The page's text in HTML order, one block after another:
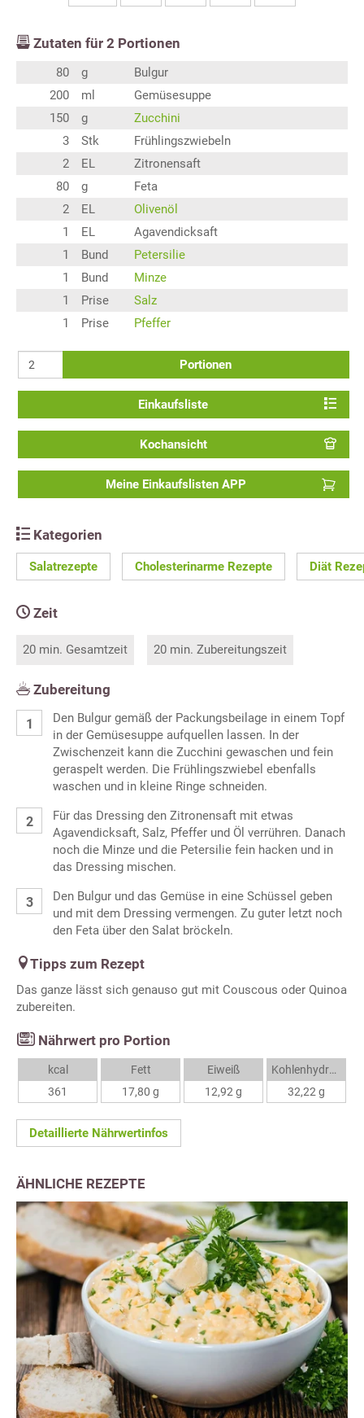
Zutaten für 2 Portionen
80 g
Bulgur
200
ml
Gemüsesuppe
150
g
Zucchini
3
Stk
Frühlingszwiebeln
2
EL
Zitronensaft
80
g
Feta
2
EL
Olivenöl
1
EL
Agavendicksaft
1
Bund
Petersilie
1
Bund
Minze
1
Prise
Salz
1
Prise Pfeffer
Portionen
Einkaufsliste
Kochansicht
Meine Einkaufslisten APP
Kategorien
Salatrezepte Cholesterinarme Rezepte Diät
Zeit
20 min. Gesamtzeit 20 min. Zubereitungszeit
Zubereitung
Den Bulgur gemäß der Packungsbeilage in einem Topf
in der Gemüsesuppe aufquellen lassen. In der
Zwischenzeit kann die Zucchini gewaschen und fein
geraspelt werden. Die Frühlingszwiebel ebenfalls
waschen und in kleine Ringe schneiden.
Für das Dressing den Zitronensaft mit etwas
Agavendicksaft, Salz, Pfeffer und Öl verrühren. Danach
noch die Minze und die Petersilie fein hacken und in
das Dressing mischen.
Den Bulgur und das Gemüse in eine Schüssel geben
und mit dem Dressing vermengen. Zu guter letzt noch
den Feta über den Salat bröckeln.
Tipps zum Rezept
Das ganze lässt sich genauso gut mit Couscous oder Quinoa
zubereiten.
Nährwert pro Portion
kcal
361
Fett
17,80 g
Eiweiß
12,92 g
Kohlenhydrate
32,22 g
Detaillierte Nährwertinfos
ÄHNLICHE REZEPTE